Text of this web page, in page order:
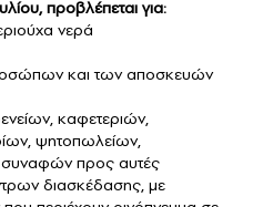
προβλέπεται για:
νερά
και των αποσκευών
καφετεριών,
ψητοπωλείων,
συναφών προς αυτές
διασκέδασης, με